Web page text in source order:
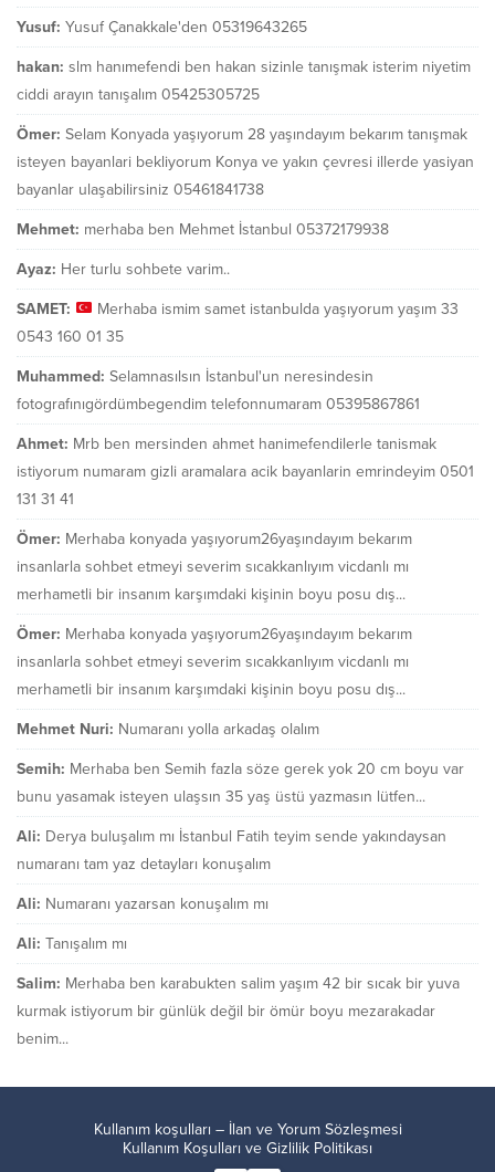
Yusuf: Yusuf Çanakkale'den 05319643265
hakan: slm hanımefendi ben hakan sizinle tanışmak isterim niyetim
ciddi arayın tanışalım 05425305725
Ömer: Selam Konyada yaşıyorum 28 yaşındayım bekarım tanışmak
isteyen bayanlari bekliyorum Konya ve yakın çevresi illerde yasiyan
bayanlar ulaşabilirsiniz 05461841738
Mehmet: merhaba ben Mehmet İstanbul 05372179938
Ayaz: Her turlu sohbete varim..
SAMET:
Merhaba ismim samet istanbulda yaşıyorum yaşım 33
0543 160 01 35
Muhammed: Selamnasılsın İstanbul'un neresindesin
fotografınıgördümbegendim telefonnumaram 05395867861
Ahmet: Mrb ben mersinden ahmet hanimefendilerle tanismak
istiyorum numaram gizli aramalara acik bayanlarin emrindeyim 0501
131 31 41
Ömer: Merhaba konyada yaşıyorum26yaşındayım bekarım
insanlarla sohbet etmeyi severim sıcakkanlıyım vicdanlı mı
merhametli bir insanım karşımdaki kişinin boyu posu dış...
Ömer: Merhaba konyada yaşıyorum26yaşındayım bekarım
insanlarla sohbet etmeyi severim sıcakkanlıyım vicdanlı mı
merhametli bir insanım karşımdaki kişinin boyu posu dış...
Mehmet Nuri: Numaranı yolla arkadaş olalım
Semih: Merhaba ben Semih fazla söze gerek yok 20 cm boyu var
bunu yasamak isteyen ulaşsın 35 yaş üstü yazmasın lütfen...
Ali: Derya buluşalım mı İstanbul Fatih teyim sende yakındaysan
numaranı tam yaz detayları konuşalım
Ali: Numaranı yazarsan konuşalım mı
Ali: Tanışalım mı
Salim: Merhaba ben karabukten salim yaşım 42 bir sıcak bir yuva
kurmak istiyorum bir günlük değil bir ömür boyu mezarakadar
benim...
Kullanım koşulları – İlan ve Yorum Sözleşmesi
Kullanım Koşulları ve Gizlilik Politikası